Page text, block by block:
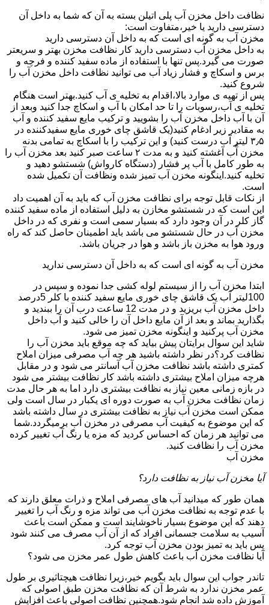
نظافت داخل مخزن آب پلی اتیلن بسته به آن که شما به داخل آن
دسترسی دارید یا خیر،متفاوت است:
مخزن آب به گونه ای است که به داخل آن دسترسی دارید
به داخل مخزن آب دسترسی دارید کار نظافت مخزن بهتر و سریعتر
صورت می گیرد.پس تنها با استفاده از ماده سفید کننده و فرچه و
برس و اسکاچ و فشار زیاد آب می توانید نظافت داخل مخزن آب را
شروع کنید.
پس از تهیه ی موارد بالا،اقدام به تخلیه ی آب کنید.بهتر است هنگام
تخلیه ی آب،رسوبات را تا حد امکان با آب و اسکاچ جدا کنید وبعد از
آن با آب داخل مخزن آب را بشویید و ترکیب مایع سفید کننده و آب
به مقادیر زیر ادغام کنید(یک قاشق چای خوری مایع سفیدکننده در
۳٫۵ لیتر آب درست کنید) و این ترکیب را با اسکاچ به تمامی بدنه
مخزن آّب آغشته کنید و به مدت ۲ ساعت صبر کنید بعد مخزن آب را
به طور کامل با آب پر فشار (دستگاه کارواش) شستشو دهید و
تخلیه کنید.اینگونه مخزن آب تمیز شده ونظافت آن تکمیل شده
است.
از نکات قابل توجه برای نظافت مخزن آب که باید به آن اهمیت داد
این است که در شستشو مخازن به دلیل استفاده از ماده سفید کننده
گاز کلر در آن وجود دارد که بسیار سمی است و نفری که در داخل
مخزن آب در حال شستشو می باشد باید اطمینان حاصل کند که راه
ورود هوا به مخزن باز باشد و هوا در جریان باشد.
مخزن آب به گونه ای است که به داخل آن دسترسی ندارید
ابتدا مخزن آب را از سیستم لوله کشی جدا نموده و سپس در
100لیتر آب یک قاشق چای خوری مایع سفید کننده با کلر 5درصد
داخل مخزن آب بریزید و در مدت 12 ساعت درب آن را ببندید و
بگذارید بماند و بعد از آن مایع داخل آن را خالی کنید و آب داخل
مخزن آب پرکنید و اینگونه مخزن تمیز می شود.
شاید این سوال برایتان پیش بیاید که چه موقع باید مخزن آب را
نظافت کرد؟در نظر داشته باشید هر چه آب مصرفی میزان املاح
کمتری داشته باشد نظافت مخزن آب آسانتر می شود و در مقابل
هرچه میزان املاح بیشتری داشته باشد کار نظافت بیشتر می شود
در بازه زمانی معین نیاز به نظافت بیشتری دارد اما به هر حال مدت
زمان نظافت مخزن آب به صورت دوره ای یکبار در سال است ولی
ممکن است مخزن آب نیاز به نظافت بیشتری در سال داشته باشد
که این موضوع به کیفیت آب مصرفی در مخزن آب برمیگردد.شما
می توانید هر زمان که احساس کردید که مزه یا رنگ آب تغییر کرده
مخزن آب را نظافت کنید.
مخزن آب
آیا مخزن آب نیاز به نظافت دارد؟
همان طور که میدانید آب های مصرفی املاح و ذرات معلق دارند که
با عدم توجه به نظافت مخزن آب می تواند مزه و رنگ آب را تغییر
دهند که این موضوع بسیار ناخوشایند است و ممکن است باعث
آسیب به سلامت جسمانی افراد که از آن آب مصرف می کنند شود
پس باید به تمیز بودن مخزن آب توجه کرد.
آیا نظافت مخزن آب باعث کاهش طول عمر مخزن می شود؟
تاندر جواب این سوال باید بگویم خیر،زیرا نظافت هیچتاثیری بر طول
عمر مخزن ندارد به شرط آن که نظافت مخزن طبق اصولی که
آموزش داده شد انجام شود.همچنین نظافت اصولی باعث افزایش